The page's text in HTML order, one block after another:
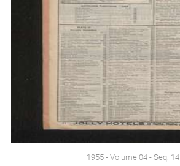
1955 - Volume 04 - Seq: 14